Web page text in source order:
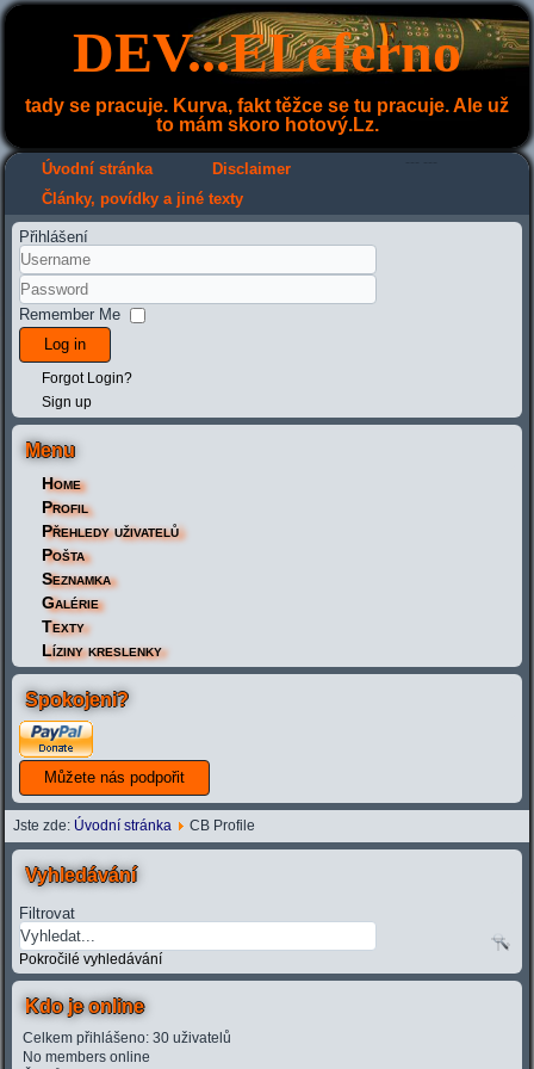
DEV...ELeferno
tady se pracuje. Kurva, fakt těžce se tu pracuje. Ale už
to mám skoro hotový.Lz.
Úvodní stránka Disclaimer
Články, povídky a jiné texty
Přihlášení
Remember Me
Log in
Forgot Login?
Sign up
Menu
Home
Profil
Přehledy uživatelů
Pošta
Seznamka
Galérie
Texty
Líziny kreslenky
Spokojeni?
Jste zde: Úvodní stránka CB Profile
Vyhledávání
Filtrovat
Pokročilé vyhledávání
Kdo je online
Celkem přihlášeno: 30 uživatelů
No members online